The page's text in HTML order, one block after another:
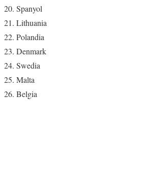
Spanyol
Lithuania
Polandia
Denmark
Swedia
Malta
Belgia